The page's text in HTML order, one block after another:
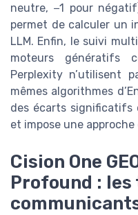
neutre, −1 pour
permet de calculer un
LLM. Enfin, le suivi
moteurs génératifs
Perplexity n’utilisent
mêmes algorithmes
des écarts significatifs
et impose une
Cision One
Profound :